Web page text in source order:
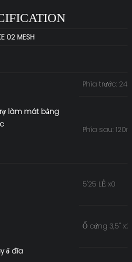
02 MESH
làm mát bằng
Phía trước:
Phía sau:
ổ đĩa
5'25 LẺ x0
Ổ cứng 3,5'' x2